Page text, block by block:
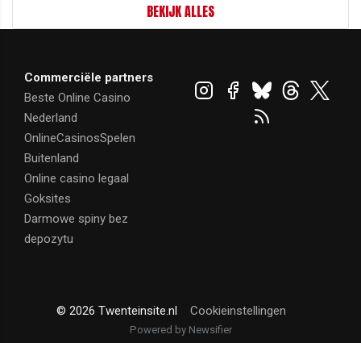
BEKIJK ALLES
Commerciële partners
Beste Online Casino
Nederland
OnlineCasinosSpelen
Buitenland
Online casino legaal
Goksites
Darmowe spiny bez
depozytu
© 2026 Twenteinsite.nl Cookieinstellingen
Powered by Newsifier